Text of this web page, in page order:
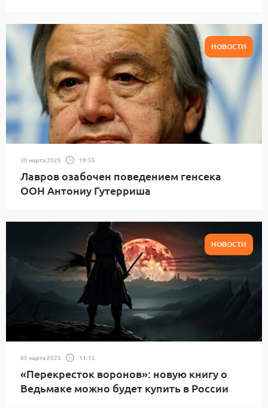
НОВОСТИ
30 марта 2025 19:55
Лавров озабочен поведением генсека
ООН Антониу Гутерриша
НОВОСТИ
05 марта 2025 11:15
«Перекресток воронов»: новую книгу о
Ведьмаке можно будет купить в России